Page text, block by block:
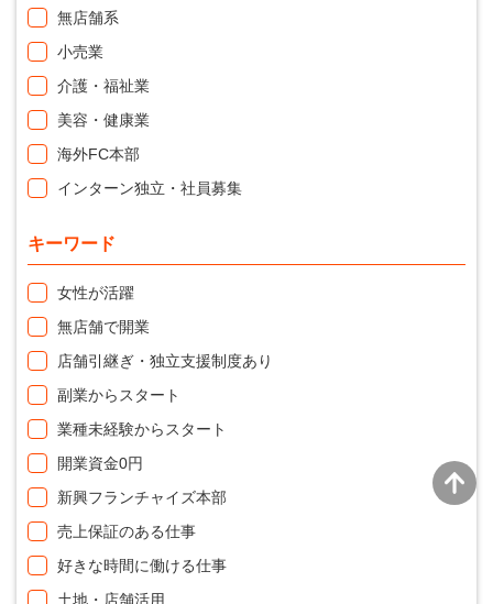
無店舗系
小売業
介護・福祉業
美容・健康業
海外FC本部
インターン独立・社員募集
キーワード
女性が活躍
無店舗で開業
店舗引継ぎ・独立支援制度あり
副業からスタート
業種未経験からスタート
開業資金0円
新興フランチャイズ本部
売上保証のある仕事
好きな時間に働ける仕事
土地・店舗活用